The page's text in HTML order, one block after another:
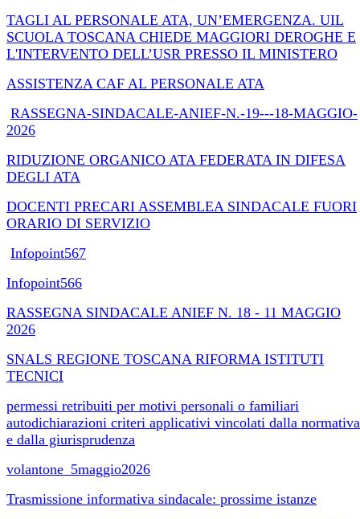
TAGLI AL PERSONALE ATA, UN’EMERGENZA. UIL
SCUOLA TOSCANA CHIEDE MAGGIORI DEROGHE E
L'INTERVENTO DELL’USR PRESSO IL MINISTERO
ASSISTENZA CAF AL PERSONALE ATA
RASSEGNA-SINDACALE-ANIEF-N.-19---18-MAGGIO-
2026
RIDUZIONE ORGANICO ATA FEDERATA IN DIFESA
DEGLI ATA
DOCENTI PRECARI ASSEMBLEA SINDACALE FUORI
ORARIO DI SERVIZIO
Infopoint567
Infopoint566
RASSEGNA SINDACALE ANIEF N. 18 - 11 MAGGIO
2026
SNALS REGIONE TOSCANA RIFORMA ISTITUTI
TECNICI
permessi retribuiti per motivi personali o familiari
autodichiarazioni criteri applicativi vincolati dalla normativa
e dalla giurisprudenza
volantone_5maggio2026
Trasmissione informativa sindacale: prossime istanze